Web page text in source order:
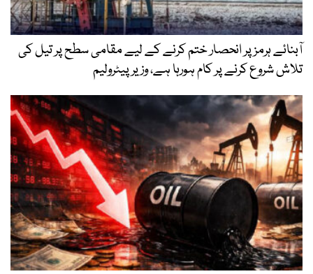
آبنائے ہرمز پر انحصار ختم کرنے کے لیے مقامی سطح پر تیل کی
تلاش شروع کرنے پر کام ہورہا ہے، وزیر پیٹرولیم